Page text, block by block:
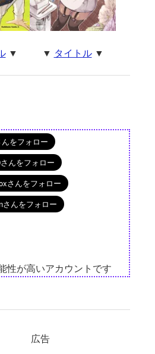
▼ ▼ タイトル▼
性が高いアカウントです
広告